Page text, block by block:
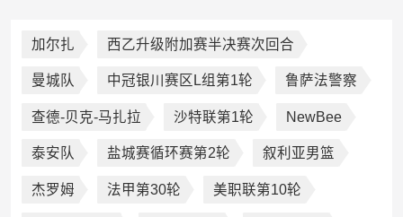
加尔扎 西乙升级附加赛半决赛次回合
曼城队 中冠银川赛区L组第1轮 鲁萨法警察
查德-贝克-马扎拉 沙特联第1轮 NewBee
泰安队 盐城赛循环赛第2轮 叙利亚男篮
杰罗姆 法甲第30轮 美职联第10轮